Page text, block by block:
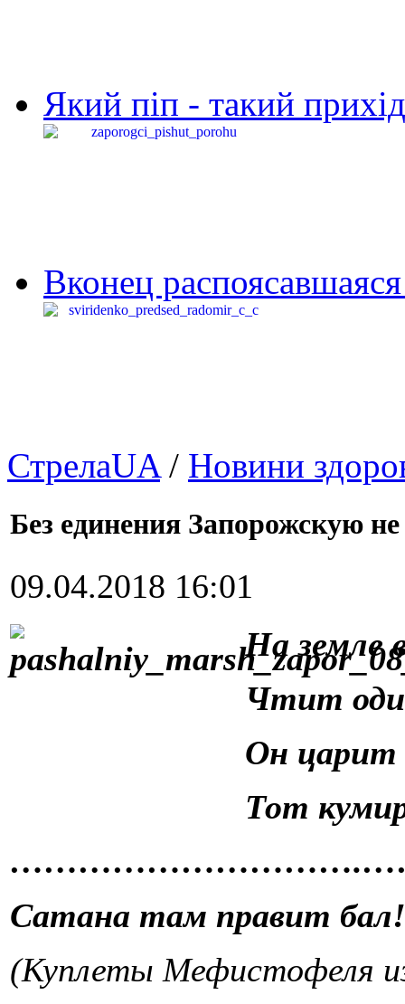
Який піп - такий
Вконец
СтрелаUA/ Новини
Без единения Запорожскую
09.04.2018 16:01
На земле
Чтит
Он царит
Тот
Сатана там правит бал!
(Куплеты Мефистофеля